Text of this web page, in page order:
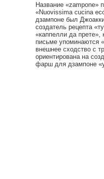
Название «zampone»
«Nuovissima cucina
дзампоне был
создатель рецепта
«каппелли да прете»,
письме упоминаются
внешнее сходство с
ориентирована на
фарш для дзампоне